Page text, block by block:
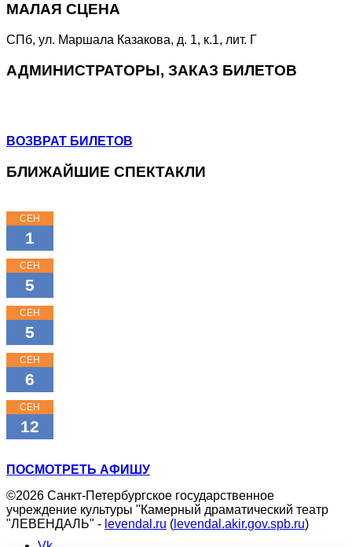
МАЛАЯ СЦЕНА
СПб, ул. Маршала Казакова, д. 1, к.1, лит. Г
АДМИНИСТРАТОРЫ, ЗАКАЗ БИЛЕТОВ
ВОЗВРАТ БИЛЕТОВ
БЛИЖАЙШИЕ СПЕКТАКЛИ
СЕН
1
СЕН
5
СЕН
5
СЕН
6
СЕН
12
ПОСМОТРЕТЬ АФИШУ
©2026 Санкт-Петербургское государственное
учреждение культуры "Камерный драматический театр
"ЛЕВЕНДАЛЬ" - levendal.ru ( levendal.akir.gov.spb.ru)